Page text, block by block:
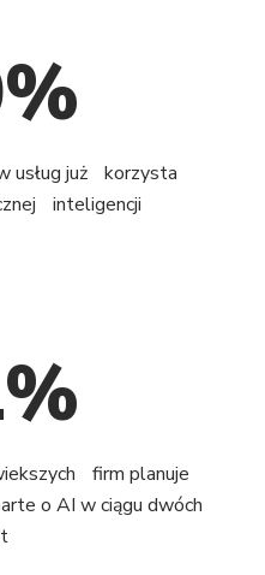
usług już korzysta
inteligencji
firm planuje
o AI w ciągu dwóch